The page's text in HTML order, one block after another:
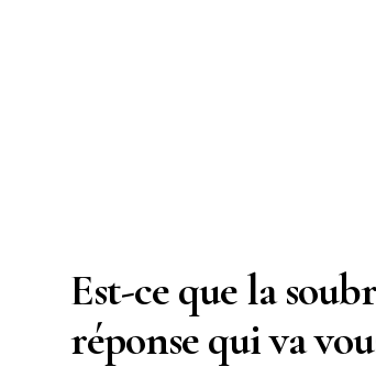
Est-ce que la
réponse qui va